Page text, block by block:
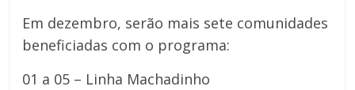
Em dezembro, serão mais sete comunidades
beneficiadas com o programa:
01 a 05 – Linha Machadinho